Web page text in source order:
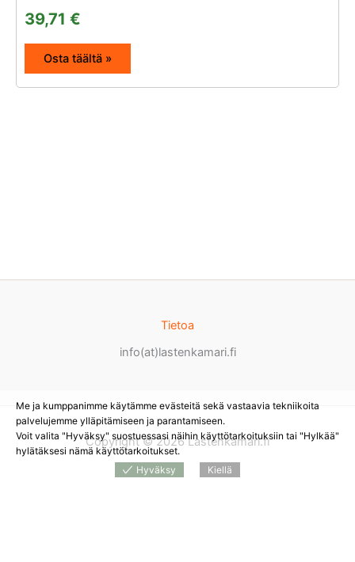
39,71 €
Osta täältä »
Tietoa
info(at)lastenkamari.fi
Copyright © 2026 Lastenkamari.fi
Me ja kumppanimme käytämme evästeitä sekä vastaavia tekniikoita
palvelujemme ylläpitämiseen ja parantamiseen.
Voit valita "Hyväksy" suostuessasi näihin käyttötarkoituksiin tai "Hylkää"
hylätäksesi nämä käyttötarkoitukset.
Hyväksy
Kiellä